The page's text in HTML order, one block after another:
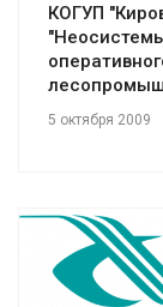
КОГУП
5 октября 2009